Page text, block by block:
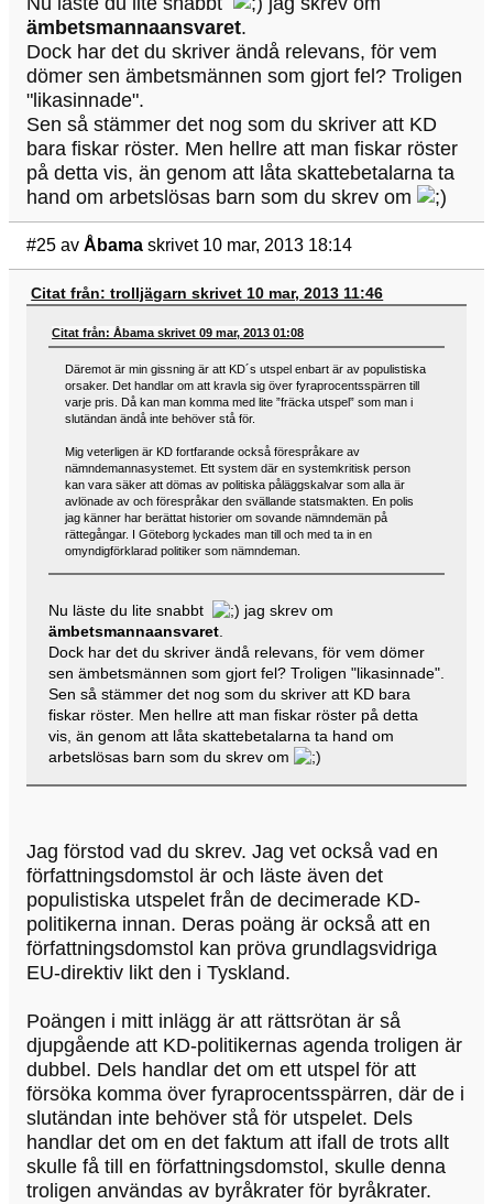
ämbetsmannaansvaret.
Dock har det du skriver ändå relevans, för vem
dömer sen ämbetsmännen som gjort fel? Troligen
"likasinnade".
Sen så stämmer det nog som du skriver att KD
bara fiskar röster. Men hellre att man fiskar röster
på detta vis, än genom att låta skattebetalarna ta
hand om arbetslösas barn som du skrev om
#25 av Åbama skrivet 10 mar, 2013 18:14
Citat från: trolljägarn skrivet 10 mar, 2013 11:46
Citat från: Åbama skrivet 09 mar, 2013 01:08
Däremot är min gissning är att KD´s utspel enbart är av populistiska
orsaker. Det handlar om att kravla sig över fyraprocentsspärren till
varje pris. Då kan man komma med lite ”fräcka utspel” som man i
slutändan ändå inte behöver stå för.
Mig veterligen är KD fortfarande också förespråkare av
nämndemannasystemet. Ett system där en systemkritisk person
kan vara säker att dömas av politiska påläggskalvar som alla är
avlönade av och förespråkar den svällande statsmakten. En polis
jag känner har berättat historier om sovande nämndemän på
rättegångar. I Göteborg lyckades man till och med ta in en
omyndigförklarad politiker som nämndeman.
Nu läste du lite snabbt
jag skrev om
ämbetsmannaansvaret.
Dock har det du skriver ändå relevans, för vem dömer
sen ämbetsmännen som gjort fel? Troligen "likasinnade".
Sen så stämmer det nog som du skriver att KD bara
fiskar röster. Men hellre att man fiskar röster på detta
vis, än genom att låta skattebetalarna ta hand om
arbetslösas barn som du skrev om
Jag förstod vad du skrev. Jag vet också vad en
författningsdomstol är och läste även det
populistiska utspelet från de decimerade KD-
politikerna innan. Deras poäng är också att en
författningsdomstol kan pröva grundlagsvidriga
EU-direktiv likt den i Tyskland.
Poängen i mitt inlägg är att rättsrötan är så
djupgående att KD-politikernas agenda troligen är
dubbel. Dels handlar det om ett utspel för att
försöka komma över fyraprocentsspärren, där de i
slutändan inte behöver stå för utspelet. Dels
handlar det om en det faktum att ifall de trots allt
skulle få till en författningsdomstol, skulle denna
troligen användas av byråkrater för byråkrater.